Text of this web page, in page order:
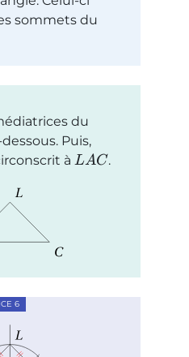
sommets du
du
Puis,
à LAC.